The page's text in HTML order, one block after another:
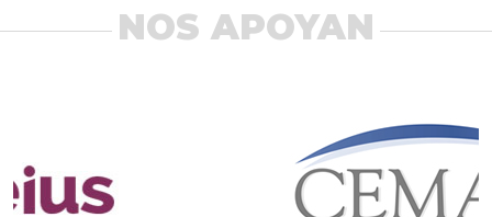
NOS APOYAN